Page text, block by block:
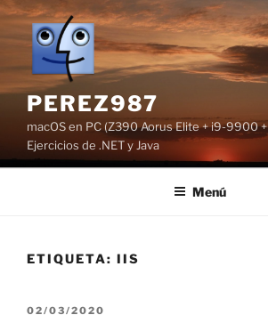
Saltar
contenido
PEREZ987
macOS en PC (Z390 Aorus Elite + i9-9900
Ejercicios de .NET y Java
Menú
ETIQUETA: IIS
PUBLICADO
02/03/2020